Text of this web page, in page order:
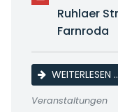
Ruhlaer
Farnroda
WEITERLESEN
Veranstaltungen